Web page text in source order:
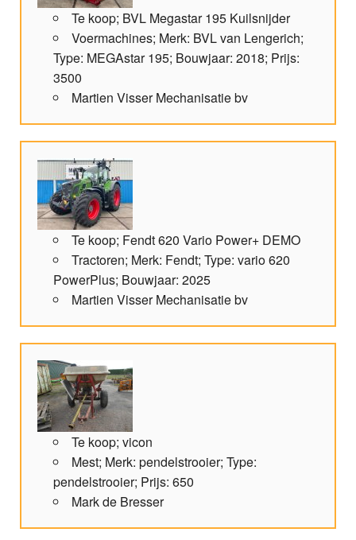
Te koop; BVL Megastar 195 Kuilsnijder
Voermachines; Merk: BVL van Lengerich;
Type: MEGAstar 195; Bouwjaar: 2018; Prijs:
3500
Martien Visser Mechanisatie bv
Te koop; Fendt 620 Vario Power+ DEMO
Tractoren; Merk: Fendt; Type: vario 620
PowerPlus; Bouwjaar: 2025
Martien Visser Mechanisatie bv
Te koop; vicon
Mest; Merk: pendelstrooier; Type:
pendelstrooier; Prijs: 650
Mark de Bresser